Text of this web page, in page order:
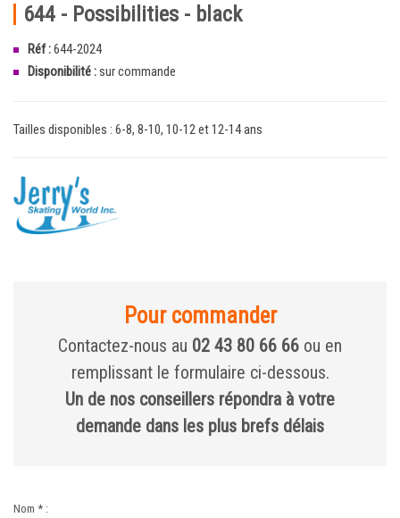
644 - Possibilities - black
Réf :644-2024
Disponibilité :sur commande
Tailles disponibles : 6-8, 8-10, 10-12 et 12-14 ans
Pour commander
Contactez-nous au 02 43 80 66 66 ou en
remplissant le formulaire ci-dessous.
Un de nos conseillers répondra à votre
demande dans les plus brefs délais
Nom * :